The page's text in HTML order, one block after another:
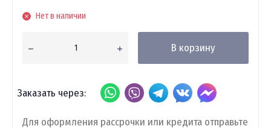
Нет в наличии
В корзину
Заказать через:
Для оформления рассрочки или кредита отправьте